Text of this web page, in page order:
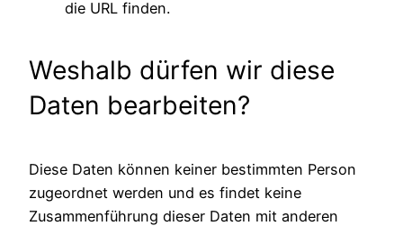
die URL finden.
Weshalb dürfen wir diese
Daten bearbeiten?
Diese Daten können keiner bestimmten Person
zugeordnet werden und es findet keine
Zusammenführung dieser Daten mit anderen